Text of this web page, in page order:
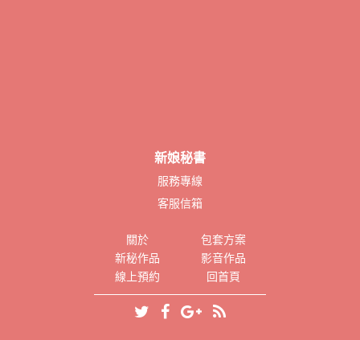
新娘秘書
服務專線
客服信箱
關於
包套方案
新秘作品
影音作品
線上預約
回首頁